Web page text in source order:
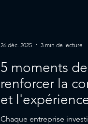
5 moments
renforcer la
et
Chaque entreprise
26 déc. 2025 3 min de lecture